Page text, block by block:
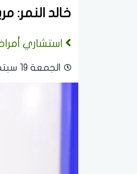
خالد النمر: مريض
استشاري
الجمعة 19 سبتمبر 2025 | 01:18 مساءً